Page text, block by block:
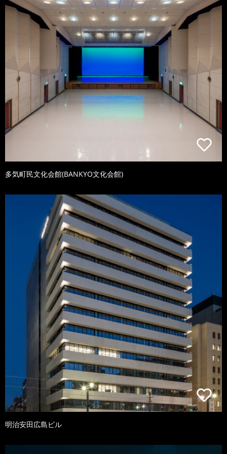
多気町民文化会館(BANKYO文化会館)
明治安田広島ビル